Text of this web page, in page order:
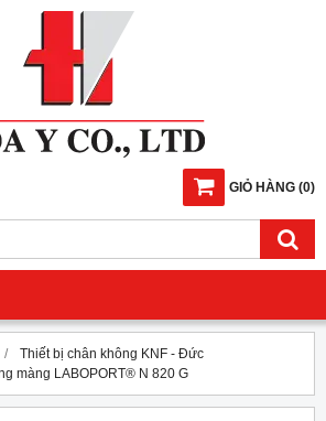
GIỎ HÀNG (0)
Thiết bị chân không KNF - Đức
màng LABOPORT® N 820 G